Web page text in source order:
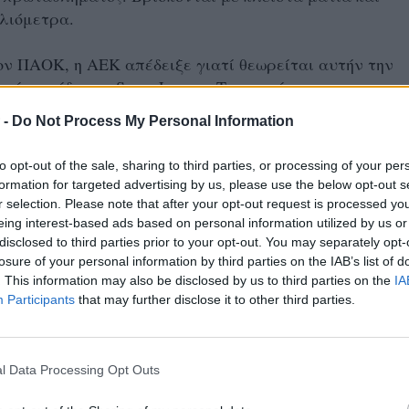
- Do Not Process My Personal Information
opt-out of the sale, sharing to third parties, or processing of your
for targeted advertising by us, please use the below opt-out
selection. Please note that after your opt-out request is processed
interest-based ads based on personal information utilized by us
to third parties prior to your opt-out. You may separately
of your personal information by third parties on the IAB’s list of
This information may also be disclosed by us to third parties on the
Participants that may further disclose it to other third parties.
Data Processing Opt Outs
ΠΑΟΚ, η ΑΕΚ απέδειξε γιατί θεωρείται αυτήν την
ομάδα της Super League. Τον κατάπιε τον
Θεσσαλονικείς δεν μπορούσαν να αλλάξουν τρίτη
αδικεί την Ένωση. Θα έπρεπε το κοντέρ να
μωρέ με τον Γερο-Λόβρεν; Αυτός από τις 5
λάθος.
του Βορρά» για μια ακόμη φορά, πλήρωσε τον κακό
του. Ο Πρόεδρος είναι απών, χιλιάδες
και δεν υπάρχει σπίθα στον σύλλογο. Σε
που βράζει το αίμα τους. Αν δεν επιστρέψει ο Ιβάν
της ομάδας, προκοπή δεν βλέπω.
το κύπελλο και να σωθεί η χρονιά, αλλά 15 χρόνια